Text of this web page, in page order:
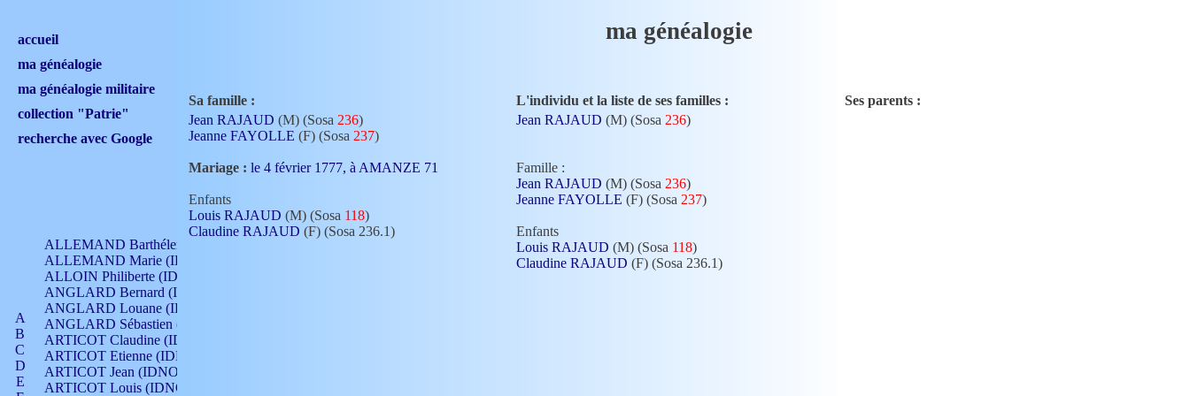
ma généalogie
accueil
ma généalogie
ma généalogie militaire
collection "Patrie"
recherche avec Google
A
B
C
D
E
ALLEMAND Barthélemy (IDNO 330)
ALLEMAND Marie (IDNO 165)
ALLOIN Philiberte (IDNO 449)
ANGLARD Bernard (IDNO 4)
ANGLARD Louane (IDNO 4)
ANGLARD Sébastien (IDNO 4)
ARTICOT Claudine (IDNO 105)
ARTICOT Etienne (IDNO 420)
ARTICOT Jean (IDNO 210)
ARTICOT Louis (IDNO 420)
Sa famille : L'individu et la liste de ses familles :
Ses parents :
Jean RAJAUD (M) (Sosa 236)
Jeanne FAYOLLE (F) (Sosa 237)
Mariage : le 4 février 1777, à AMANZE 71
Enfants
Louis RAJAUD (M) (Sosa 118)
Claudine RAJAUD (F) (Sosa 236.1)
Jean RAJAUD (M) (Sosa 236)
Famille :
Jean RAJAUD (M) (Sosa 236)
Jeanne FAYOLLE (F) (Sosa 237)
Enfants
Louis RAJAUD (M) (Sosa 118)
Claudine RAJAUD (F) (Sosa 236.1)